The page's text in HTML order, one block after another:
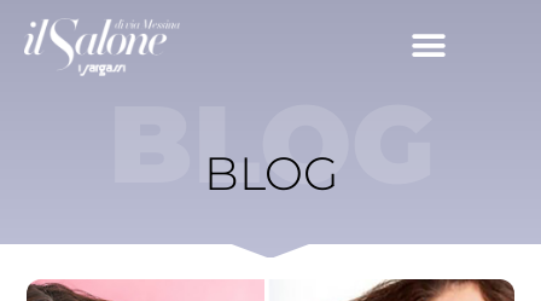
BLOG
BLOG